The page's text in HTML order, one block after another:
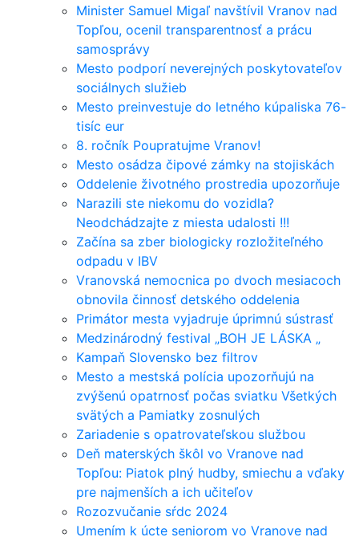
Minister Samuel Migaľ navštívil Vranov nad
Topľou, ocenil transparentnosť a prácu
samosprávy
Mesto podporí neverejných poskytovateľov
sociálnych služieb
Mesto preinvestuje do letného kúpaliska 76-
tisíc eur
8. ročník Poupratujme Vranov!
Mesto osádza čipové zámky na stojiskách
Oddelenie životného prostredia upozorňuje
Narazili ste niekomu do vozidla?
Neodchádzajte z miesta udalosti !!!
Začína sa zber biologicky rozložiteľného
odpadu v IBV
Vranovská nemocnica po dvoch mesiacoch
obnovila činnosť detského oddelenia
Primátor mesta vyjadruje úprimnú sústrasť
Medzinárodný festival „BOH JE LÁSKA „
Kampaň Slovensko bez filtrov
Mesto a mestská polícia upozorňujú na
zvýšenú opatrnosť počas sviatku Všetkých
svätých a Pamiatky zosnulých
Zariadenie s opatrovateľskou službou
Deň materských škôl vo Vranove nad
Topľou: Piatok plný hudby, smiechu a vďaky
pre najmenších a ich učiteľov
Rozozvučanie sŕdc 2024
Umením k úcte seniorom vo Vranove nad